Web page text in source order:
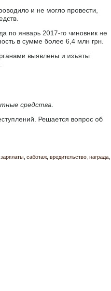
и не могло провести,
по январь 2017-го чиновник не
в сумме более 6,4 млн грн.
выявлены и изъяты
средства.
Решается вопрос об
саботаж вредительство награда